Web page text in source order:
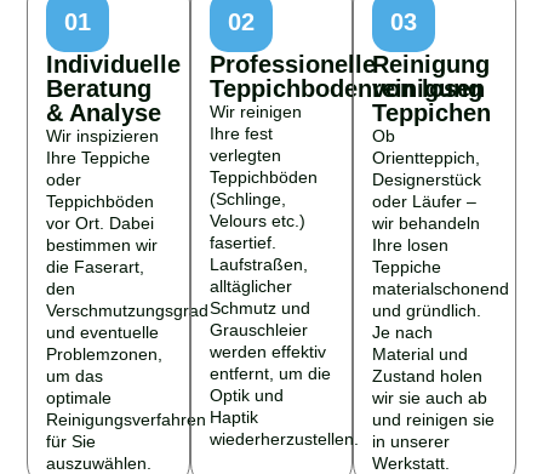
01
Individuelle
Beratung
& Analyse
Wir inspizieren
Ihre Teppiche
oder
Teppichböden
vor Ort. Dabei
bestimmen wir
die Faserart,
den
Verschmutzungsgrad
und eventuelle
Problemzonen,
um das
optimale
Reinigungsverfahren
für Sie
auszuwählen.
02
Professionelle
Teppichbodenreinigung
Wir reinigen
Ihre fest
verlegten
Teppichböden
(Schlinge,
Velours etc.)
fasertief.
Laufstraßen,
alltäglicher
Schmutz und
Grauschleier
werden effektiv
entfernt, um die
Optik und
Haptik
wiederherzustellen.
03
Reinigung
von losen
Teppichen
Ob
Orientteppich,
Designerstück
oder Läufer –
wir behandeln
Ihre losen
Teppiche
materialschonend
und gründlich.
Je nach
Material und
Zustand holen
wir sie auch ab
und reinigen sie
in unserer
Werkstatt.